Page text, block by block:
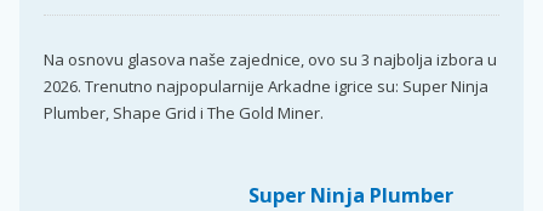
Na osnovu glasova naše zajednice, ovo su 3 najbolja izbora u
2026. Trenutno najpopularnije Arkadne igrice su: Super Ninja
Plumber, Shape Grid i The Gold Miner.
Super Ninja Plumber